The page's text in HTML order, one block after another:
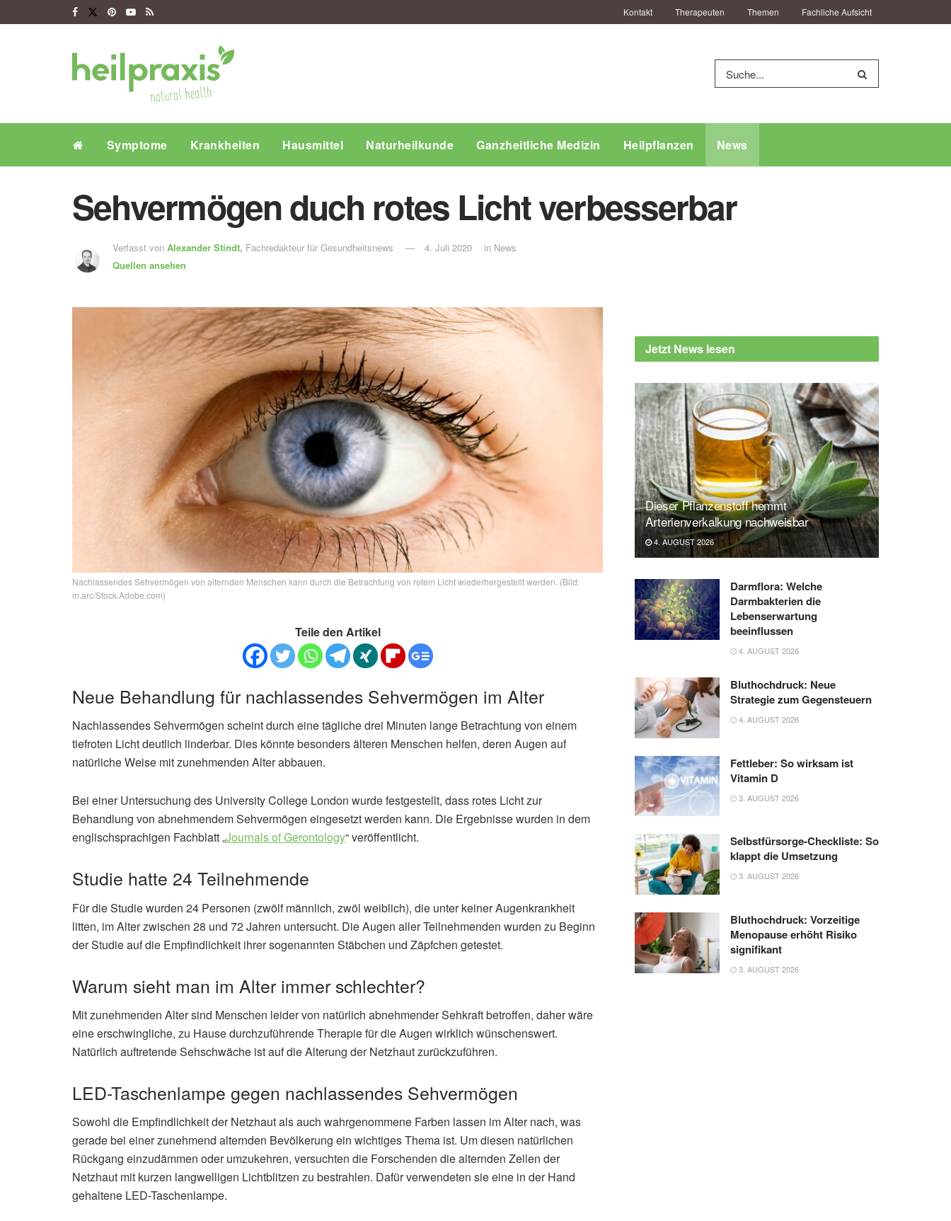
Kontakt Therapeuten Themen Fachliche Aufsicht
Symptome Krankheiten Hausmittel Naturheilkunde Ganzheitliche Medizin Heilpflanzen News
Sehvermögen duch rotes Licht verbesserbar
Verfasst von Alexander Stindt, Fachredakteur für Gesundheitsnews
Quellen ansehen
4. Juli 2020 in News
Nachlassendes Sehvermögen von alternden Menschen kann durch die Betrachtung von rotem Licht wiederhergestellt werden. (Bild:
m.arc/Stock.Adobe.com)
Teile den Artikel
Neue Behandlung für nachlassendes Sehvermögen im Alter
Nachlassendes Sehvermögen scheint durch eine tägliche drei Minuten lange Betrachtung von einem
tiefroten Licht deutlich linderbar. Dies könnte besonders älteren Menschen helfen, deren Augen auf
natürliche Weise mit zunehmenden Alter abbauen.
Bei einer Untersuchung des University College London wurde festgestellt, dass rotes Licht zur
Behandlung von abnehmendem Sehvermögen eingesetzt werden kann. Die Ergebnisse wurden in dem
englischsprachigen Fachblatt „Journals of Gerontology“ veröffentlicht.
Studie hatte 24 Teilnehmende
Für die Studie wurden 24 Personen (zwölf männlich, zwöl weiblich), die unter keiner Augenkrankheit
litten, im Alter zwischen 28 und 72 Jahren untersucht. Die Augen aller Teilnehmenden wurden zu Beginn
der Studie auf die Empfindlichkeit ihrer sogenannten Stäbchen und Zäpfchen getestet.
Warum sieht man im Alter immer schlechter?
Mit zunehmenden Alter sind Menschen leider von natürlich abnehmender Sehkraft betroffen, daher wäre
eine erschwingliche, zu Hause durchzuführende Therapie für die Augen wirklich wünschenswert.
Natürlich auftretende Sehschwäche ist auf die Alterung der Netzhaut zurückzuführen.
LED-Taschenlampe gegen nachlassendes Sehvermögen
Sowohl die Empfindlichkeit der Netzhaut als auch wahrgenommene Farben lassen im Alter nach, was
gerade bei einer zunehmend alternden Bevölkerung ein wichtiges Thema ist. Um diesen natürlichen
Rückgang einzudämmen oder umzukehren, versuchten die Forschenden die alternden Zellen der
Netzhaut mit kurzen langwelligen Lichtblitzen zu bestrahlen. Dafür verwendeten sie eine in der Hand
gehaltene LED-Taschenlampe.
Jetzt News lesen
Dieser Pflanzenstoff hemmt
Arterienverkalkung nachweisbar
4. AUGUST 2026
Darmflora: Welche
Darmbakterien die
Lebenserwartung
beeinflussen
4. AUGUST 2026
Bluthochdruck: Neue
Strategie zum Gegensteuern
4. AUGUST 2026
Fettleber: So wirksam ist
Vitamin D
3. AUGUST 2026
Selbstfürsorge-Checkliste: So
klappt die Umsetzung
3. AUGUST 2026
Bluthochdruck: Vorzeitige
Menopause erhöht Risiko
signifikant
3. AUGUST 2026